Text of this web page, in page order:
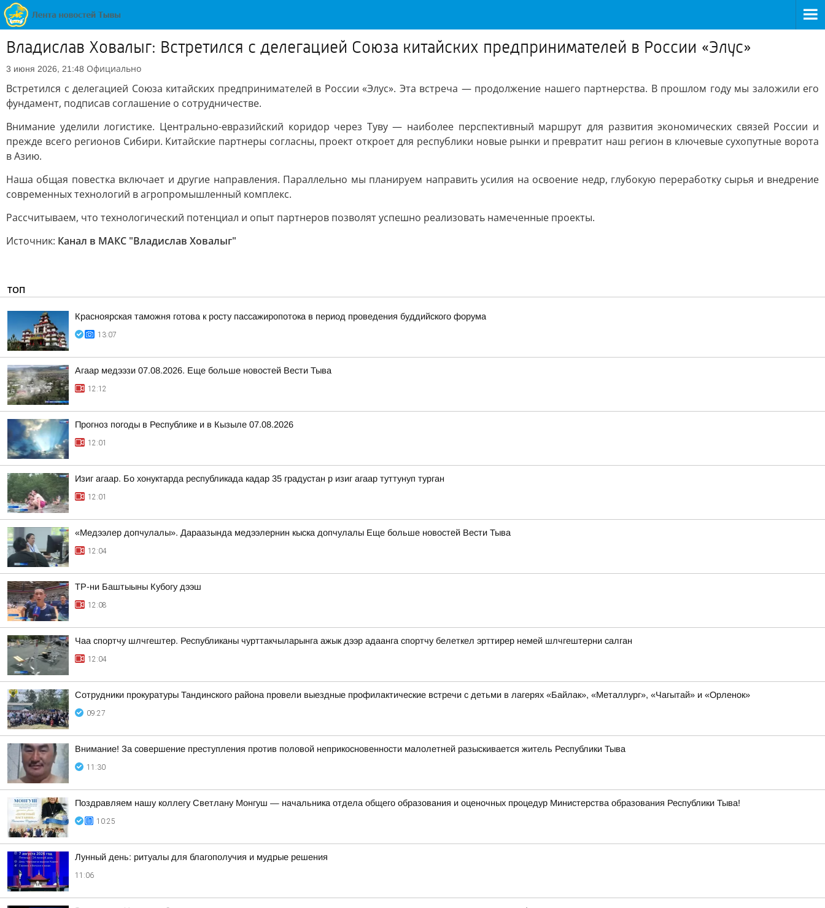
Владислав Ховалыг: Встретился с делегацией Союза китайских предпринимателей в России «Элус»
3 июня 2026, 21:48 Официально
Встретился с делегацией Союза китайских предпринимателей в России «Элус». Эта встреча — продолжение нашего партнерства. В прошлом году мы заложили его
фундамент, подписав соглашение о сотрудничестве.
Внимание уделили логистике. Центрально-евразийский коридор через Туву — наиболее перспективный маршрут для развития экономических связей России и
прежде всего регионов Сибири. Китайские партнеры согласны, проект откроет для республики новые рынки и превратит наш регион в ключевые сухопутные ворота
в Азию.
Наша общая повестка включает и другие направления. Параллельно мы планируем направить усилия на освоение недр, глубокую переработку сырья и внедрение
современных технологий в агропромышленный комплекс.
Рассчитываем, что технологический потенциал и опыт партнеров позволят успешно реализовать намеченные проекты.
Источник: Канал в МАКС "Владислав Ховалыг"
ТОП
Красноярская таможня готова к росту пассажиропотока в период проведения буддийского форума
13:07
Агаар медээзи 07.08.2026. Еще больше новостей Вести Тыва
12:12
Прогноз погоды в Республике и в Кызыле 07.08.2026
12:01
Изиг агаар. Бо хонуктарда республикада кадар 35 градустан р изиг агаар туттунуп турган
12:01
«Медээлер допчулалы». Дараазында медээлернин кыска допчулалы Еще больше новостей Вести Тыва
12:04
ТР-ни Баштыыны Кубогу дээш
12:08
Чаа спортчу шлчгештер. Республиканы чурттакчыларынга ажык дээр адаанга спортчу белеткел эрттирер немей шлчгештерни салган
12:04
Сотрудники прокуратуры Тандинского района провели выездные профилактические встречи с детьми в лагерях «Байлак», «Металлург», «Чагытай» и «Орленок»
09:27
Внимание! За совершение преступления против половой неприкосновенности малолетней разыскивается житель Республики Тыва
11:30
Поздравляем нашу коллегу Светлану Монгуш — начальника отдела общего образования и оценочных процедур Министерства образования Республики Тыва!
10:25
Лунный день: ритуалы для благополучия и мудрые решения
11:06